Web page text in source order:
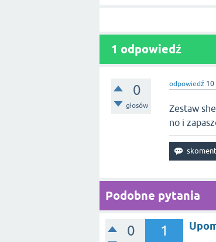
1 odpowiedź
0
głosów
odpowiedź 10
Zestaw
no i
Podobne pytania
0 1